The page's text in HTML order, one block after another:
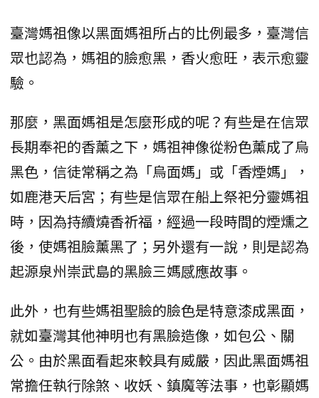
臺灣媽祖像以黑面媽祖所占的比例最多，臺灣信
眾也認為，媽祖的臉愈黑，香火愈旺，表示愈靈
驗。
那麼，黑面媽祖是怎麼形成的呢？有些是在信眾
長期奉祀的香薰之下，媽祖神像從粉色薰成了烏
黑色，信徒常稱之為「烏面媽」或「香煙媽」，
如鹿港天后宮；有些是信眾在船上祭祀分靈媽祖
時，因為持續燒香祈福，經過一段時間的煙燻之
後，使媽祖臉薰黑了；另外還有一說，則是認為
起源泉州崇武島的黑臉三媽感應故事。
此外，也有些媽祖聖臉的臉色是特意漆成黑面，
就如臺灣其他神明也有黑臉造像，如包公、關
公。由於黑面看起來較具有威嚴，因此黑面媽祖
常擔任執行除煞、收妖、鎮魔等法事，也彰顯媽